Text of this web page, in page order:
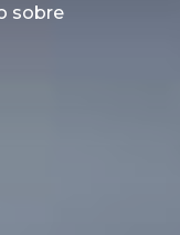
sobre